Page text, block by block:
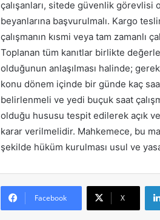
çalışanları, sitede güvenlik görevlisi
beyanlarına başvurulmalı. Kargo
çalışmanın kısmi veya tam zamanlı
Toplanan tüm kanıtlar birlikte
olduğunun anlaşılması halinde;
konu dönem içinde bir günde kaç
belirlenmeli ve yedi buçuk saat
olduğu hususu tespit edilerek açık
karar verilmelidir. Mahkemece, bu
şekilde hüküm kurulması usul ve
Facebook X